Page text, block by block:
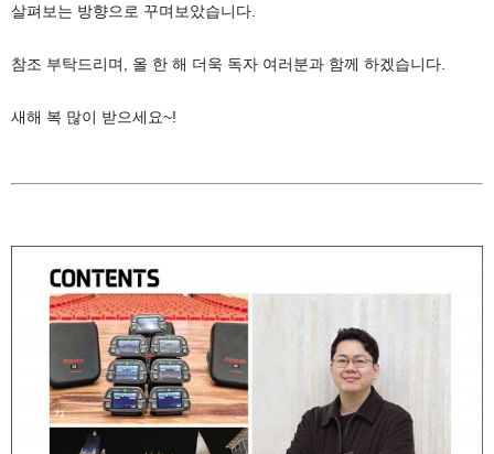
살펴보는 방향으로 꾸며보았습니다.
참조 부탁드리며, 올 한 해 더욱 독자 여러분과 함께 하겠습니다.
새해 복 많이 받으세요~!